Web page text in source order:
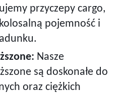
przyczepy cargo,
pojemność i
Nasze
są doskonałe do
oraz ciężkich